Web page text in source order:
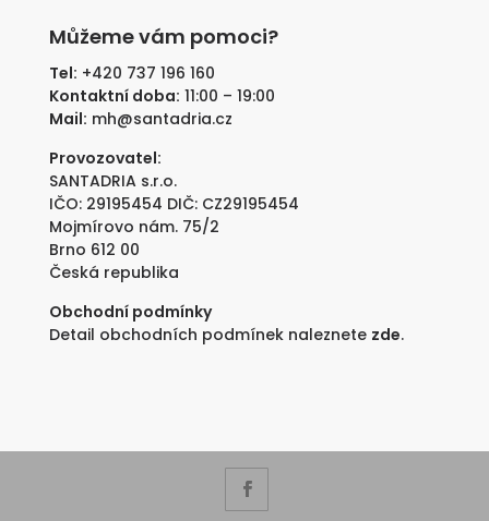
289
890 Kč.
229
Můžeme vám pomoci?
Tel: +420 737 196 160
Kontaktní doba: 11:00 – 19:00
Mail: mh@santadria.cz
Provozovatel:
SANTADRIA s.r.o.
IČO: 29195454 DIČ: CZ29195454
Mojmírovo nám. 75/2
Brno 612 00
Česká republika
Obchodní podmínky
Detail obchodních podmínek naleznete zde.